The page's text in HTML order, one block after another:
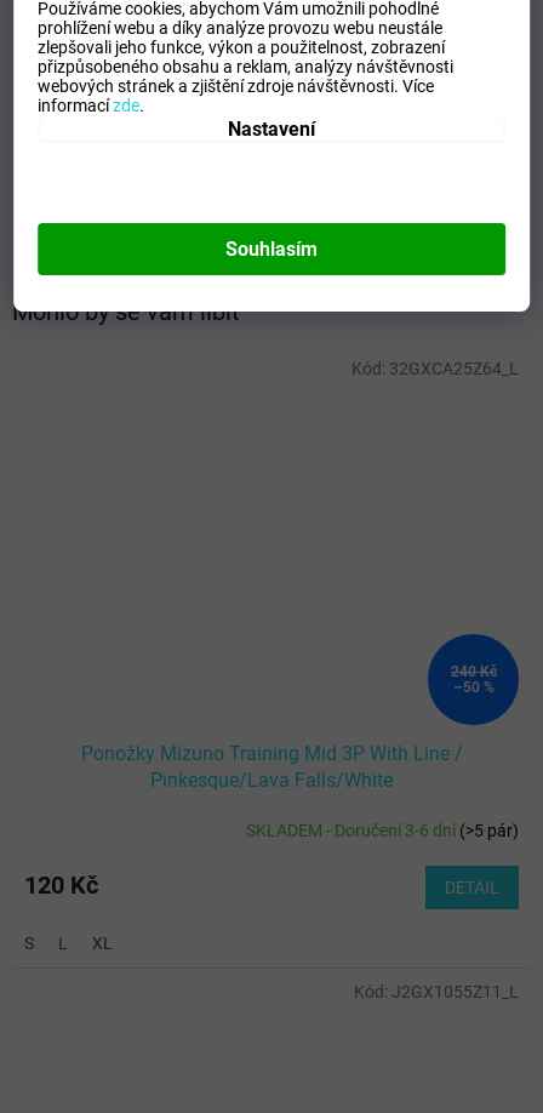
Používáme cookies, abychom Vám umožnili pohodlné
prohlížení webu a díky analýze provozu webu neustále
zlepšovali jeho funkce, výkon a použitelnost,zobrazení
přizpůsobeného obsahu a reklam, analýzy návštěvnosti
webových stránek a zjištění zdroje návštěvnosti.Více
informacízde.
Nastavení
Souhlasím
Mohlo by se vám líbit
240 Kč
–50 %
Ponožky Mizuno Training Mid 3P With Line /
Pinkesque/Lava Falls/White
SKLADEM - Doručení 3-6 dní(>5 pár)
120 Kč DETAIL
S L XL
Kód: 32GXCA25Z64_L
Kód: J2GX1055Z11_L
Doplňkové parametry
Kategorie:
Ponožky
EAN:
Barva: Black/Black/Black